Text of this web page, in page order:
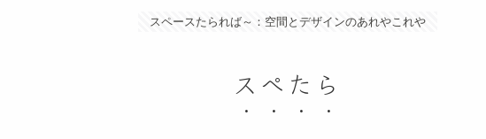
スペースたられば～：空間とデザインのあれやこれや
スぺたら